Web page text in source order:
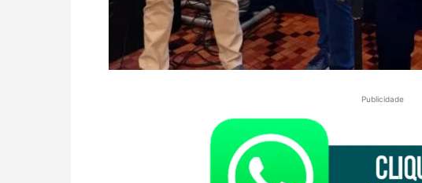
Publicidade